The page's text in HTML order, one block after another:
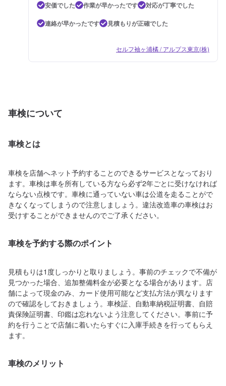
安価でした 作業が早かったです
対応が丁寧でした
連絡が早かったです
見積もりが正確でした
セルフ袖ヶ浦橘 / アルプス東京(株)
車検について
車検とは
車検を店舗へネット予約することのできるサービスとなっており
ます。車検は車を所有している方なら必ず2年ごとに受けなければ
ならない点検です。車検に通っていない車は公道を走ることがで
きなくなってしまうので注意しましょう。違法改造車の車検はお
受けすることができませんのでご了承ください。
車検を予約する際のポイント
見積もりは1度しっかりと取りましょう。事前のチェックで不備が
見つかった場合、追加整備料金が必要となる場合があります。店
舗によって現金のみ、カード使用可能など支払方法が異なります
ので確認をしておきましょう。車検証、自動車納税証明書、自賠
責保険証明書、印鑑は忘れないよう注意してください。事前に予
約を行うことで店舗に着いたらすぐに入庫手続きを行ってもらえ
ます。
車検のメリット